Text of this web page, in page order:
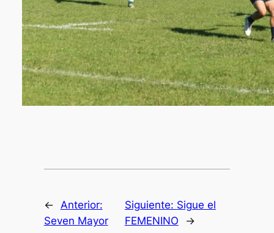
←
Anterior:
Seven Mayor
Siguiente: Sigue el
FEMENINO
→